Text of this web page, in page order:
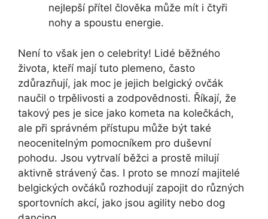
nejlepší přítel ‍člověka může mít i čtyři
nohy a spoustu energie.
Není to však‍ jen o celebrity! Lidé běžného
života, kteří mají tuto plemeno, často
‍zdůrazňují, jak moc je jejich belgický ovčák
naučil o trpělivosti a zodpovědnosti. Říkají, že
takový pes je sice jako kometa ⁣na kolečkách,
ale při správném přístupu může být⁣ také
neocenitelným⁤ pomocníkem pro⁣ duševní
pohodu. Jsou ⁢vytrvalí běžci a prostě⁤ milují
aktivně strávený​ čas. I proto‌ se mnozí⁢ majitelé
belgických ​ovčáků ⁤rozhodují zapojit ​do různých
sportovních ​akcí, jako ‍jsou ⁤agility nebo⁤ dog